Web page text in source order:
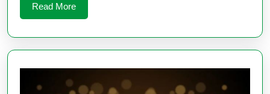
の
お
知
Read MoreRead
More